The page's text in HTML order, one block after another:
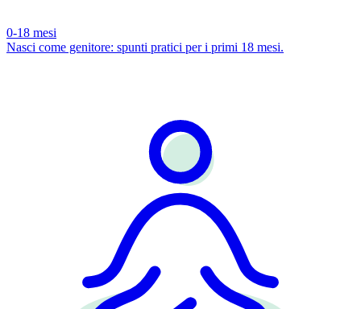
0-18 mesi
Nasci come genitore: spunti pratici per i primi 18 mesi.